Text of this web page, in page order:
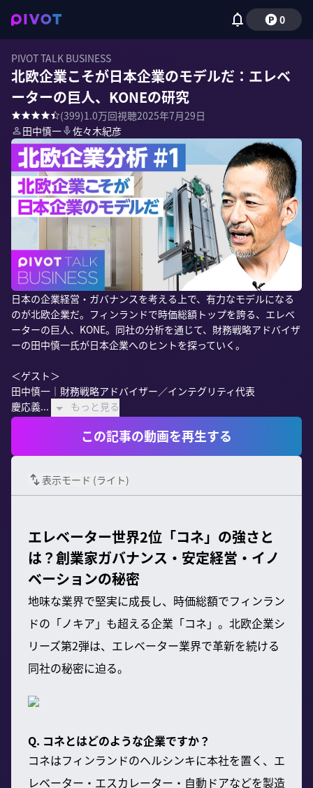
0
PIVOT TALK BUSINESS
北欧企業こそが日本企業のモデルだ：エレベ
ーターの巨人、KONEの研究
(399)1.0万回視聴2025年7月29日
田中慎一
佐々木紀彦
日本の企業経営・ガバナンスを考える上で、有力なモデルになる
のが北欧企業だ。フィンランドで時価総額トップを誇る、エレベ
ーターの巨人、KONE。同社の分析を通じて、財務戦略アドバイザ
ーの田中慎一氏が日本企業へのヒントを探っていく。
＜ゲスト＞
田中慎一｜財務戦略アドバイザー／インテグリティ代表
慶応義...
もっと見る
この記事の動画を再生する
表示モード (ライト)
エレベーター世界2位「コネ」の強さと
は？創業家ガバナンス・安定経営・イノ
ベーションの秘密
地味な業界で堅実に成長し、時価総額でフィンラン
ドの「ノキア」も超える企業「コネ」。北欧企業シ
リーズ第2弾は、エレベーター業界で革新を続ける
同社の秘密に迫る。
Q. コネとはどのような企業ですか？
コネはフィンランドのヘルシンキに本社を置く、エ
レベーター・エスカレーター・自動ドアなどを製造